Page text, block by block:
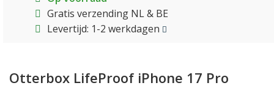
Gratis verzending NL & BE
Levertijd: 1-2 werkdagen
Otterbox LifeProof iPhone 17 Pro